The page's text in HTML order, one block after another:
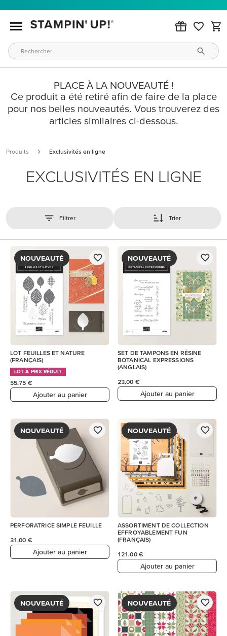
PLACE À LA NOUVEAUTÉ !
Ce produit a été retiré afin de faire de la place
pour nos belles nouveautés. Vous trouverez des
articles similaires ci-dessous.
Produits Exclusivités en ligne
EXCLUSIVITÉS EN LIGNE
Filtrer Trier
NOUVEAUTÉ
LOT FEUILLES ET NATURE
(FRANÇAIS)
LOT À PRIX RÉDUIT
55,75 €
Ajouter au panier
NOUVEAUTÉ
SET DE TAMPONS EN RÉSINE
BOTANICAL EXPRESSIONS
(ANGLAIS)
23,00 €
Ajouter au panier
NOUVEAUTÉ
PERFORATRICE SIMPLE FEUILLE
31,00 €
Ajouter au panier
NOUVEAUTÉ
ASSORTIMENT DE COLLECTION
EFFROYABLEMENT FUN
(FRANÇAIS)
121,00 €
Ajouter au panier
NOUVEAUTÉ NOUVEAUTÉ